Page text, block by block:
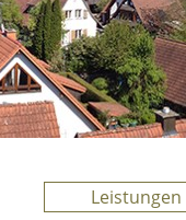
Leistungen